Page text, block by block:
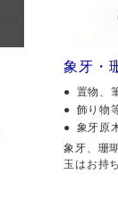
象牙・
置物、
飾り物
象牙原
象牙、珊
玉はお持